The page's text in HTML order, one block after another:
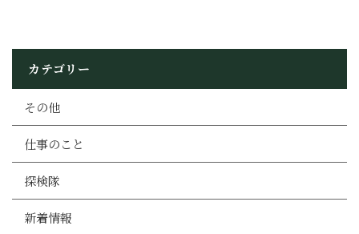
カテゴリー
その他
仕事のこと
探検隊
新着情報